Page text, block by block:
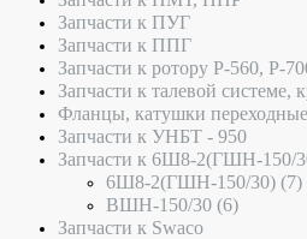
Запчасти к ПУГ
Запчасти к ППГ
Запчасти к ротору Р-560, Р-
Запчасти к талевой системе,
Фланцы, катушки
Запчасти к УНБТ - 950
Запчасти к 6Ш8-2(ГШН-
6Ш8-2(ГШН-150/30) (7)
ВШН-150/30 (6)
Запчасти к Swaco